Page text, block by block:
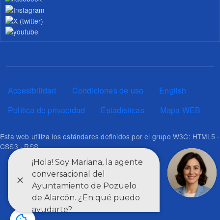
Pie de página
Accesibilidad Condiciones de uso
English
Política de privacidad
Estadísticas Mapa WEB
Esta web utiliza los estándares definidos por el grupo W3C: HTML5 ·
CSS3 · RSS